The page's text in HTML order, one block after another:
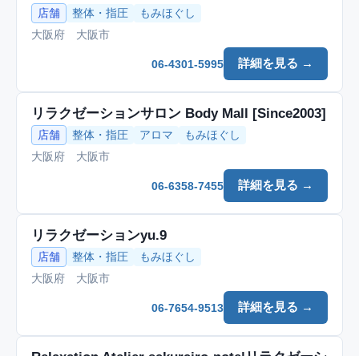
店舗 整体・指圧
もみほぐし
大阪府 大阪市
詳細を見る →
06-4301-5995
リラクゼーションサロン Body Mall [Since2003]
店舗 整体・指圧 アロマ
もみほぐし
大阪府 大阪市
詳細を見る →
06-6358-7455
リラクゼーションyu.9
店舗 整体・指圧
もみほぐし
大阪府 大阪市
詳細を見る →
06-7654-9513